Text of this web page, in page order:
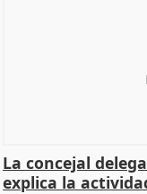
La concejal
explica la